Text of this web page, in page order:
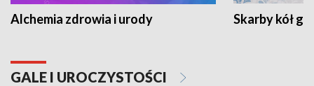
Alchemia zdrowia i urody Skarby kół
GALE I UROCZYSTOŚCI